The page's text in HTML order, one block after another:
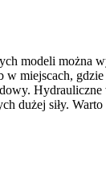
modeli można
miejscach,
dużej siły.